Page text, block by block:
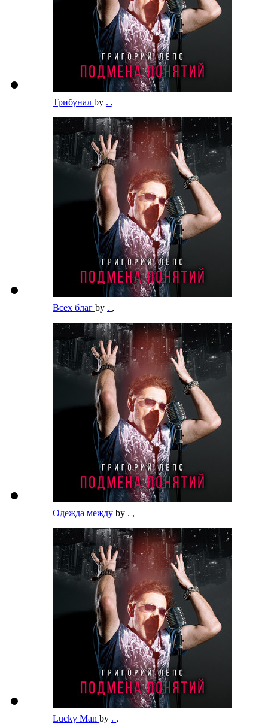
Трибунал by . ,
Всех благ by . ,
Одежда между by . ,
Lucky Man by . ,